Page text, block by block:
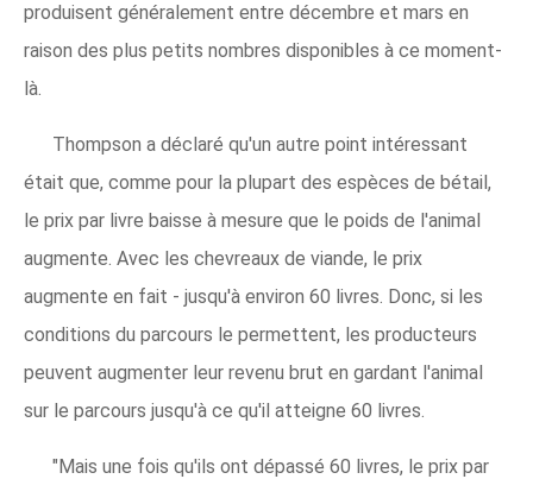
produisent généralement entre décembre et mars en
raison des plus petits nombres disponibles à ce moment-
là.
Thompson a déclaré qu'un autre point intéressant
était que, comme pour la plupart des espèces de bétail,
le prix par livre baisse à mesure que le poids de l'animal
augmente. Avec les chevreaux de viande, le prix
augmente en fait - jusqu'à environ 60 livres. Donc, si les
conditions du parcours le permettent, les producteurs
peuvent augmenter leur revenu brut en gardant l'animal
sur le parcours jusqu'à ce qu'il atteigne 60 livres.
"Mais une fois qu'ils ont dépassé 60 livres, le prix par